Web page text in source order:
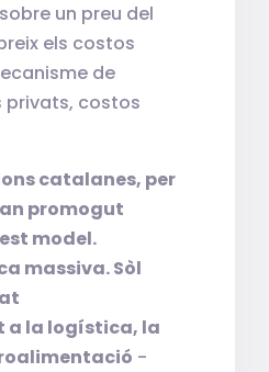
un preu del
els costos
de
privats, costos
catalanes, per
promogut
model.
massiva. Sòl
la logística, la
-